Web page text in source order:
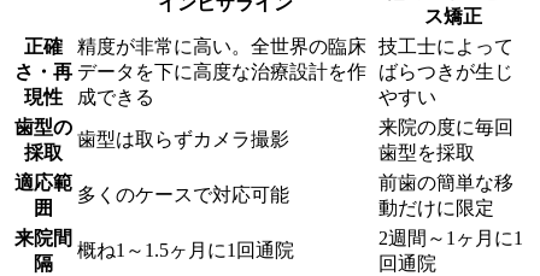
ス矯正
正確
さ・再
現性
精度が非常に高い。全世界の臨床
データを下に高度な治療設計を作
成できる
技工士によって
ばらつきが生じ
やすい
歯型の
採取
歯型は取らずカメラ撮影
来院の度に毎回
歯型を採取
適応範
囲
多くのケースで対応可能
前歯の簡単な移
動だけに限定
来院間
隔
概ね1～1.5ヶ月に1回通院
2週間～1ヶ月に1
回通院